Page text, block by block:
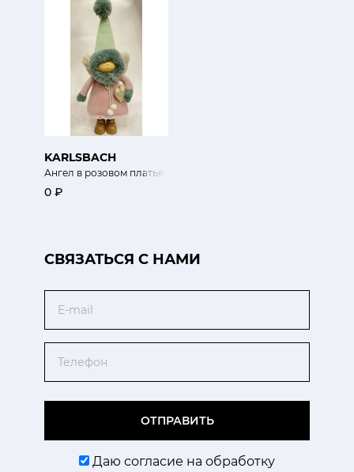
KARLSBACH
Ангел в розовом платье
0 ₽
CВЯЗАТЬСЯ С НАМИ
ОТПРАВИТЬ
Даю согласие на обработку